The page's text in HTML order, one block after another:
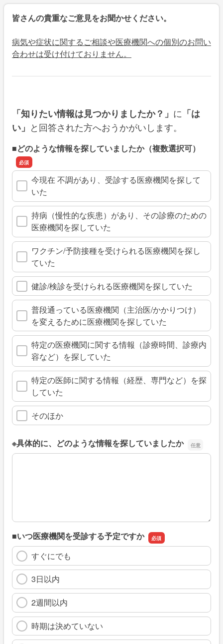
皆さんの貴重なご意見をお聞かせください。
病気や症状に関するご相談や医療機関への個別のお問い
合わせは受け付けておりません。
「知りたい情報は見つかりましたか？」 に 「は
い」 と回答された方へおうかがいします。
■どのような情報を探していましたか（複数選択可）
今現在 不調があり、受診する医療機関を探して
いた
持病（慢性的な疾患）があり、その診療のための
医療機関を探していた
ワクチン/予防接種を受けられる医療機関を探し
ていた
健診/検診を受けられる医療機関を探していた
普段通っている医療機関（主治医/かかりつけ）
を変えるために医療機関を探していた
特定の医療機関に関する情報（診療時間、診療内
容など）を探していた
特定の医師に関する情報（経歴、専門など）を探
していた
そのほか
※具体的に、どのような情報を探していましたか
※具体的に、どのような情報を探していましたか
■いつ医療機関を受診する予定ですか
すぐにでも
3日以内
2週間以内
時期は決めていない